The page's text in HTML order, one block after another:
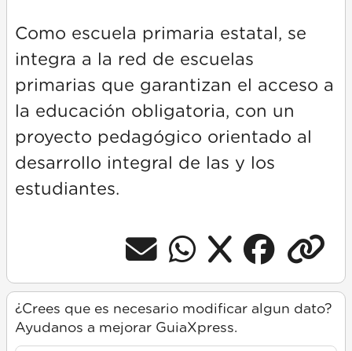
Como escuela primaria estatal, se
integra a la red de escuelas
primarias que garantizan el acceso a
la educación obligatoria, con un
proyecto pedagógico orientado al
desarrollo integral de las y los
estudiantes.
¿Crees que es necesario modificar algun dato?
Ayudanos a mejorar GuiaXpress.